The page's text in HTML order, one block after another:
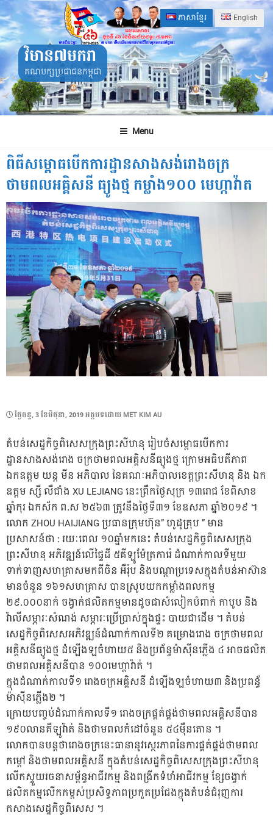
Skip
to
content
ភាសាខ្មែរ English
វិមាន៧មករា
គណបក្សប្រជាជនកម្ពុជា
Menu
ពិធីសម្ពោធបើកការដ្ឋានសាងសង់រោងចក្រ
ថាមពលអគ្គិសនី ធ្យូងថ្ម កម្លាំង១០០ មេហ្កាវ៉ាត
POSTED
ថ្ងៃ​ចន្ទ, 3 ខែ​មិថុនា, 2019អត្ថបទដោយ MET KIM AU
តំបន់សេដ្ឋកិច្ចពិសេសក្រុងព្រះសីហនុ រៀបចំសម្ពោធបើកការ
ដ្ឋានសាងសង់រោង ចក្រថាមពលអគ្គិសនីធ្យូងថ្ម ក្រោមអធិបតីភាព
ឯកឧត្ដម យន្ត មីន អភិបាល នៃគណៈអភិបាលខេត្តព្រះសីហនុ និង ឯក
ឧត្តម ស្សី លឺជាំង XU LEJIANG នេះព្រឹកថ្ងៃសុក្រ ១៣រោជ ខែពិសាខ
ឆ្នាំកុរ ឯកស័ក ព.ស ២៥៦៣ ត្រូវនឹងថ្ងៃទី៣១ ខែឧសភា ឆ្នាំ២០១៩ ។
លោក ZHOU HAIJIANG ប្រធានក្រុមហ៊ុន” ហូដូគ្រុប ” មាន
ប្រសាសន៍ថា : រយៈពេល ១០ឆ្នាំមកនេះ តំបន់សេដ្ឋកិច្ចពិសេសក្រុង
ព្រះសីហនុ អភិវឌ្ឍន៍លើផ្ទៃដី ៥គីឡូម៉ែត្រការ៉េ ដំណាក់កាលទីមួយ
ទាក់ទាញសហគ្រាសមកពីចិន អឺរ៉ុប និងបណ្ដាប្រទេសក្នុងតំបន់អាស៊ាន
មានចំនួន ១៦១សហគ្រាស បានស្រូបយកកម្លាំងពលកម្ម
២៩.០០០នាក់ ចង្វាក់ផលិតកម្មមានដូចជាសំលៀកបំពាក់ កាបូប និង
វ៉ាលីសម្ភារៈសំណង់ សម្ភារៈប្រើប្រាស់ក្នុងផ្ទះ បាយជាដើម ។ តំបន់
សេដ្ឋកិច្ចពិសេសអភិវឌ្ឍន៍ដំណាក់កាលទី២ គម្រោងរោង ចក្រថាមពល
អគ្គិសនីធ្យូងថ្ម ដំឡើងឡចំហាយ៥ និងប្រព័ន្ធម៉ាស៊ីនភ្លើង ៤ អាចផលិត
ថាមពលអគ្គិសនីបាន ១០០មេហ្គាវ៉ាត់ ។
ក្នុងដំណាក់កាលទី១ រោងចក្រអគ្គិសនី ដំឡើងឡចំហាយ៣ និងប្រពន្ធ័
ម៉ាស៊ីនភ្លើង២ ។
ក្រោយបញ្ចប់ដំណាក់កាលទី១ រោងចក្រផ្គត់ផ្គង់ថាមពលអគ្គិសនីបាន
១៩០លានគីឡូវ៉ាត់ និងថាមពលកំដៅចំនួន ៥៤ម៉ឺនតោន ។
លោកបានបន្តថារោងចក្រនេះធានានូវស្ថេរភាពនៃការផ្គត់ផ្គង់ថាមពល
កម្ដៅ និងថាមពលអគ្គិសនី ក្នុងតំបន់សេដ្ឋកិច្ចពិសេសក្រុងព្រះសីហនុ
លើកស្ទួយរចនាសម្ព័ន្ធអាជីវកម្ម និងពង្រីកទំហំអាជីវកម្ម ខ្សែចង្វាក់
ផលិតកម្មលើកកម្ពស់ប្រសិទ្ធភាពប្រកួតប្រជែងក្នុងតំបន់ជំរុញការ
កសាងសេដ្ឋកិច្ចពិសេស ។